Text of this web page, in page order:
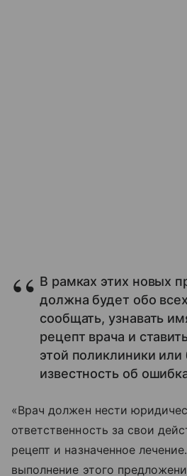
В рамках этих новых
должна будет обо
сообщать, узнавать
рецепт врача и
этой поликлиники
известность об
«Врач должен нести
ответственность за свои
рецепт и назначенное
выполнение этого